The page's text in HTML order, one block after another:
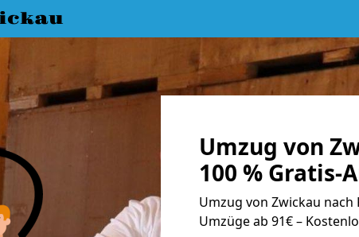
Umzug von
100 % Gratis-
Umzug von Zwickau
Umzüge ab 91€ –